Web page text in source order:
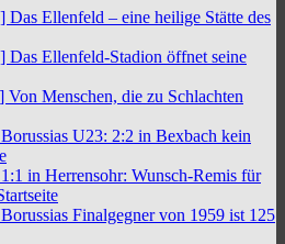
Das Ellenfeld – eine heilige Stätte des
Das Ellenfeld-Stadion öffnet seine
Von Menschen, die zu Schlachten
Borussias U23: 2:2 in Bexbach kein
1:1 in Herrensohr: Wunsch-Remis für
Borussias Finalgegner von 1959 ist 125